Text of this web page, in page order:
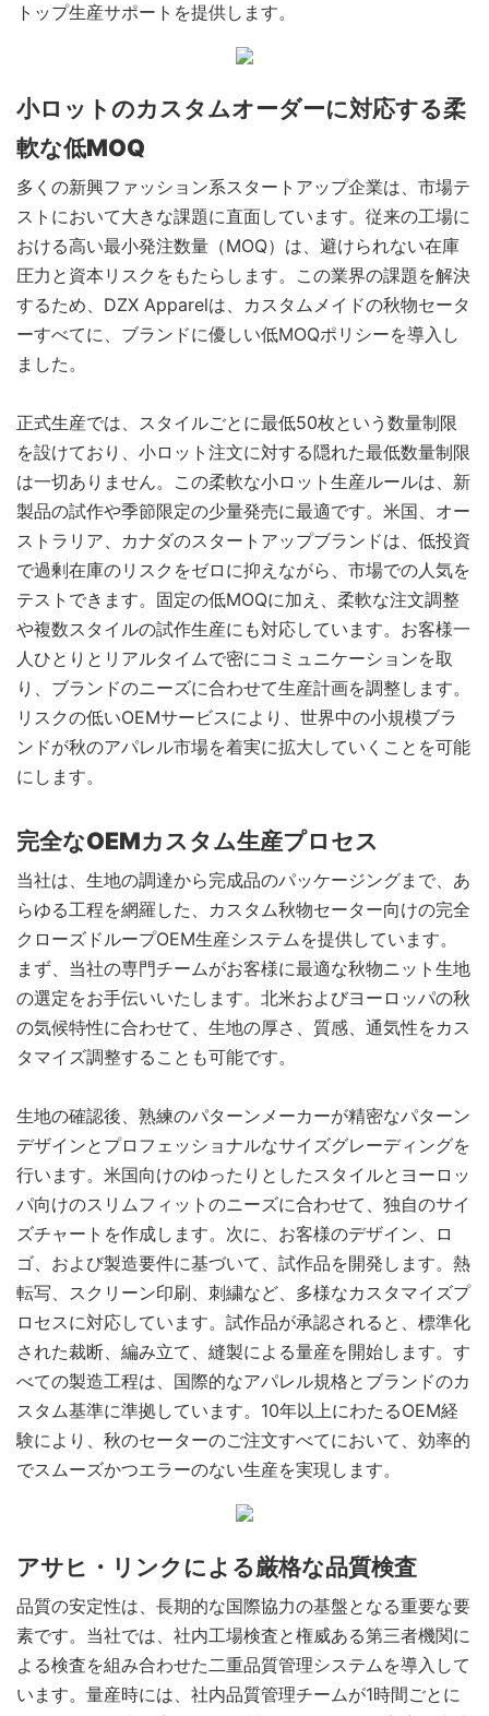
トップ生産サポートを提供します。
小ロットのカスタムオーダーに対応する柔
軟な低MOQ
多くの新興ファッション系スタートアップ企業は、市場テ
ストにおいて大きな課題に直面しています。従来の工場に
おける高い最小発注数量（MOQ）は、避けられない在庫
圧力と資本リスクをもたらします。この業界の課題を解決
するため、DZX Apparelは、カスタムメイドの秋物セータ
ーすべてに、ブランドに優しい低MOQポリシーを導入し
ました。
正式生産では、スタイルごとに最低50枚という数量制限
を設けており、小ロット注文に対する隠れた最低数量制限
は一切ありません。この柔軟な小ロット生産ルールは、新
製品の試作や季節限定の少量発売に最適です。米国、オー
ストラリア、カナダのスタートアップブランドは、低投資
で過剰在庫のリスクをゼロに抑えながら、市場での人気を
テストできます。固定の低MOQに加え、柔軟な注文調整
や複数スタイルの試作生産にも対応しています。お客様一
人ひとりとリアルタイムで密にコミュニケーションを取
り、ブランドのニーズに合わせて生産計画を調整します。
リスクの低いOEMサービスにより、世界中の小規模ブラ
ンドが秋のアパレル市場を着実に拡大していくことを可能
にします。
完全なOEMカスタム生産プロセス
当社は、生地の調達から完成品のパッケージングまで、あ
らゆる工程を網羅した、カスタム秋物セーター向けの完全
クローズドループOEM生産システムを提供しています。
まず、当社の専門チームがお客様に最適な秋物ニット生地
の選定をお手伝いいたします。北米およびヨーロッパの秋
の気候特性に合わせて、生地の厚さ、質感、通気性をカス
タマイズ調整することも可能です。
生地の確認後、熟練のパターンメーカーが精密なパターン
デザインとプロフェッショナルなサイズグレーディングを
行います。米国向けのゆったりとしたスタイルとヨーロッ
パ向けのスリムフィットのニーズに合わせて、独自のサイ
ズチャートを作成します。次に、お客様のデザイン、ロ
ゴ、および製造要件に基づいて、試作品を開発します。熱
転写、スクリーン印刷、刺繍など、多様なカスタマイズプ
ロセスに対応しています。試作品が承認されると、標準化
された裁断、編み立て、縫製による量産を開始します。す
べての製造工程は、国際的なアパレル規格とブランドのカ
スタム基準に準拠しています。10年以上にわたるOEM経
験により、秋のセーターのご注文すべてにおいて、効率的
でスムーズかつエラーのない生産を実現します。
アサヒ・リンクによる厳格な品質検査
品質の安定性は、長期的な国際協力の基盤となる重要な要
素です。当社では、社内工場検査と権威ある第三者機関に
よる検査を組み合わせた二重品質管理システムを導入して
います。量産時には、社内品質管理チームが1時間ごとに